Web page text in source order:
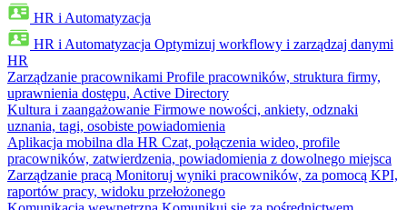
HR i Automatyzacja
HR i Automatyzacja Optymizuj workflowy i zarządzaj danymi
HR
Zarządzanie pracownikami Profile pracowników, struktura firmy,
uprawnienia dostępu, Active Directory
Kultura i zaangażowanie Firmowe nowości, ankiety, odznaki
uznania, tagi, osobiste powiadomienia
Aplikacja mobilna dla HR Czat, połączenia wideo, profile
pracowników, zatwierdzenia, powiadomienia z dowolnego miejsca
Zarządzanie pracą Monitoruj wyniki pracowników, za pomocą KPI,
raportów pracy, widoku przełożonego